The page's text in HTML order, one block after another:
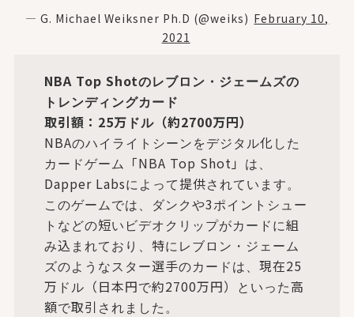
— G. Michael Weiksner Ph.D (@weiks) February 10,
2021
NBA Top Shotのレブロン・ジェームズの
トレンディングカード
取引額：25万ドル（約2700万円）
NBAのハイライトシーンをデジタル化した
カードゲーム「NBA Top Shot」は、
Dapper Labsによって提供されています。
このゲームでは、ダンクや3ポイントシュー
トなどの短いビデオクリップがカードに組
み込まれており、特にレブロン・ジェーム
ズのようなスター選手のカードは、現在25
万ドル（日本円で約2700万円）といった高
額で取引されました。